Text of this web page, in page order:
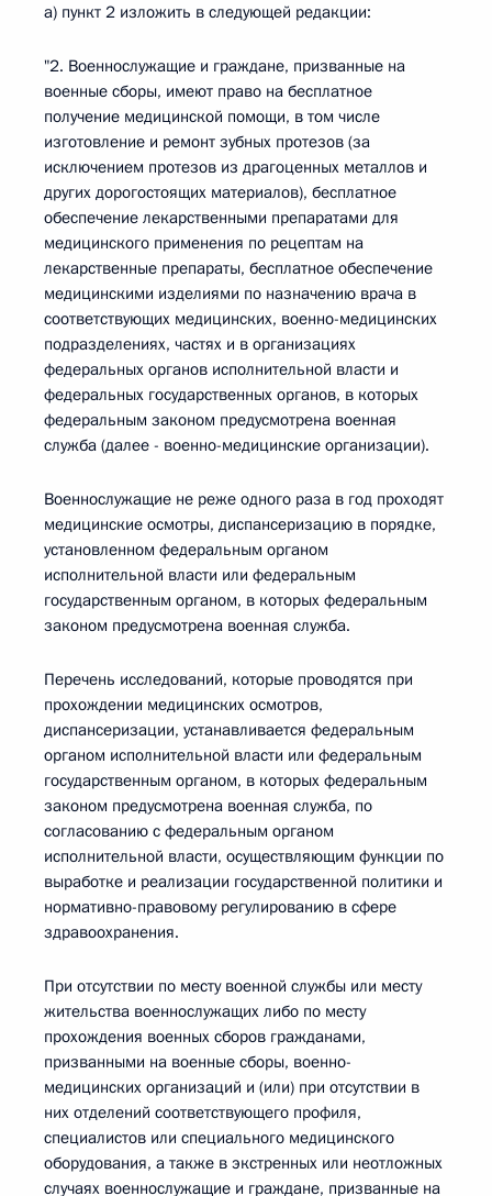
а) пункт 2 изложить в следующей редакции:
"2. Военнослужащие и граждане, призванные на
военные сборы, имеют право на бесплатное
получение медицинской помощи, в том числе
изготовление и ремонт зубных протезов (за
исключением протезов из драгоценных металлов и
других дорогостоящих материалов), бесплатное
обеспечение лекарственными препаратами для
медицинского применения по рецептам на
лекарственные препараты, бесплатное обеспечение
медицинскими изделиями по назначению врача в
соответствующих медицинских, военно-медицинских
подразделениях, частях и в организациях
федеральных органов исполнительной власти и
федеральных государственных органов, в которых
федеральным законом предусмотрена военная
служба (далее - военно-медицинские организации).
Военнослужащие не реже одного раза в год проходят
медицинские осмотры, диспансеризацию в порядке,
установленном федеральным органом
исполнительной власти или федеральным
государственным органом, в которых федеральным
законом предусмотрена военная служба.
Перечень исследований, которые проводятся при
прохождении медицинских осмотров,
диспансеризации, устанавливается федеральным
органом исполнительной власти или федеральным
государственным органом, в которых федеральным
законом предусмотрена военная служба, по
согласованию с федеральным органом
исполнительной власти, осуществляющим функции по
выработке и реализации государственной политики и
нормативно-правовому регулированию в сфере
здравоохранения.
При отсутствии по месту военной службы или месту
жительства военнослужащих либо по месту
прохождения военных сборов гражданами,
призванными на военные сборы, военно-
медицинских организаций и (или) при отсутствии в
них отделений соответствующего профиля,
специалистов или специального медицинского
оборудования, а также в экстренных или неотложных
случаях военнослужащие и граждане, призванные на